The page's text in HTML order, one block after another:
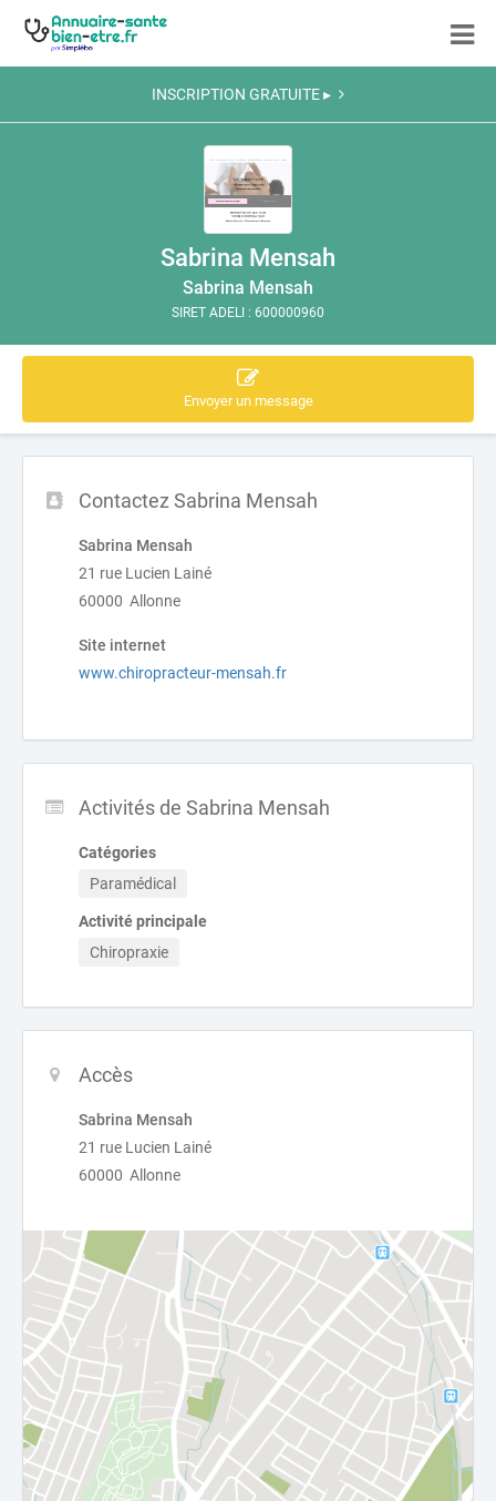
INSCRIPTION GRATUITE ▸
Sabrina Mensah
Sabrina Mensah
SIRET ADELI : 600000960
Envoyer un message
Contactez Sabrina Mensah
Sabrina Mensah
21 rue Lucien Lainé
60000 Allonne
Site internet
www.chiropracteur-mensah.fr
Activités de Sabrina Mensah
Catégories
Paramédical
Activité principale
Chiropraxie
Accès
Sabrina Mensah
21 rue Lucien Lainé
60000 Allonne